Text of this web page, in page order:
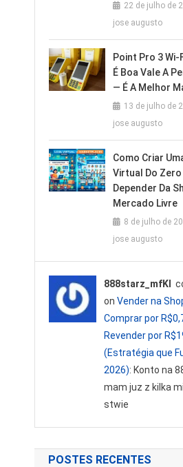
22 de julho de
jose augusto
Point Pro 3
É Boa Vale A
— É A Melhor
13 de julho de
jose augusto
Como Criar
Virtual Do Zero
Depender Da
Mercado Livre
8 de julho de
jose augusto
888starz_mfKl
on Vender na
Comprar por
Revender por
(Estratégia que
2026): Konto na
mam juz z kilka
stwie
POSTES RECENTES